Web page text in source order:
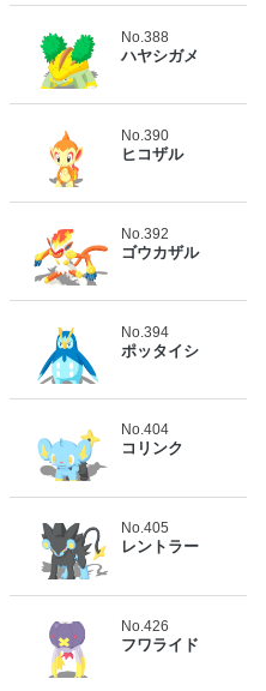
No.388
ハヤシガメ
No.390
ヒコザル
No.392
ゴウカザル
No.394
ポッタイシ
No.404
コリンク
No.405
レントラー
No.426
フワライド